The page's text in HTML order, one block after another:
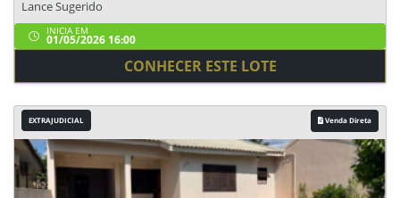
Lance Sugerido
INICIA EM
01/05/2026 16:00
CONHECER ESTE LOTE
EXTRAJUDICIAL Venda Direta